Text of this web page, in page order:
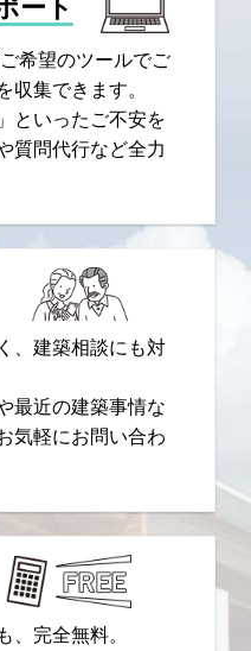
ート
希望のツールでご
収集できます。
といったご不安を
質問代行など全力
、建築相談にも対
最近の建築事情な
気軽にお問い合わ
、完全無料。